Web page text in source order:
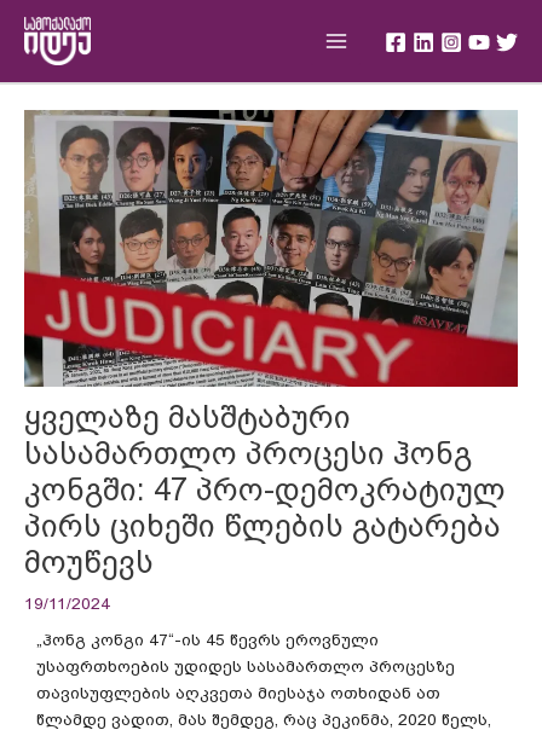
content
ყველაზე მასშტაბური
სასამართლო პროცესი ჰონგ
კონგში: 47 პრო-დემოკრატიულ
პირს ციხეში წლების გატარება
მოუწევს
19/11/2024
„ჰონგ კონგი 47“-ის 45 წევრს ეროვნული
უსაფრთხოების უდიდეს სასამართლო პროცესზე
თავისუფლების აღკვეთა მიესაჯა ოთხიდან ათ
წლამდე ვადით, მას შემდეგ, რაც პეკინმა, 2020 წელს,
navigation